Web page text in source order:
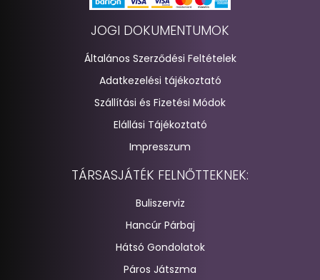
JOGI DOKUMENTUMOK
Általános Szerződési Feltételek
Adatkezelési tájékoztató
Szállítási és Fizetési Módok
Elállási Tájékoztató
Impresszum
TÁRSASJÁTÉK FELNŐTTEKNEK:
Buliszerviz
Hancúr Párbaj
Hátsó Gondolatok
Páros Játszma